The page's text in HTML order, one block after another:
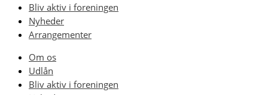
Bliv aktiv i foreningen
Nyheder
Arrangementer
Om os
Udlån
Bliv aktiv i foreningen